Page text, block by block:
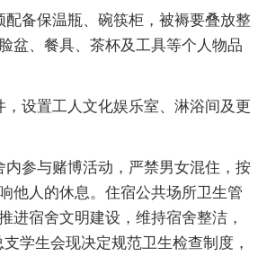
备保温瓶、碗筷柜，被褥要叠放整
盆、餐具、茶杯及工具等个人物品
设置工人文化娱乐室、淋浴间及更
参与赌博活动，严禁男女混住，按
他人的休息。住宿公共场所卫生管
进宿舍文明建设，维持宿舍整洁，
学生会现决定规范卫生检查制度，